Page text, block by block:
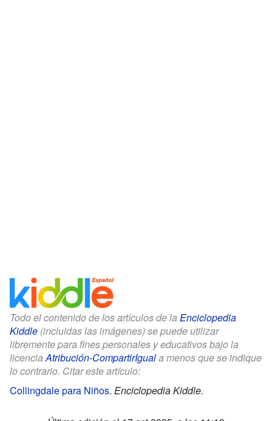
Todo el contenido de los artículos de la Enciclopedia
Kiddle (incluidas las imágenes) se puede utilizar
libremente para fines personales y educativos bajo la
licenciaAtribución-CompartirIguala menos que se indique
lo contrario. Citar este artículo:
Collingdale para Niños. Enciclopedia Kiddle.